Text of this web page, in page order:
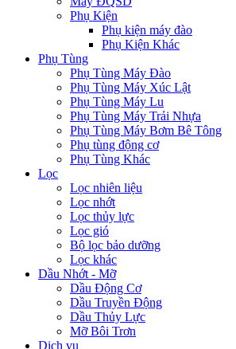
Phụ Kiện
Phụ kiện máy đào
Phụ Kiện Khác
Phụ Tùng
Phụ Tùng Máy Đào
Phụ Tùng Máy Xúc Lật
Phụ Tùng Máy Lu
Phụ Tùng Máy Trải Nhựa
Phụ Tùng Máy Bơm Bê Tông
Phụ tùng động cơ
Phụ Tùng Khác
Lọc
Lọc nhiên liệu
Lọc nhớt
Lọc thủy lực
Lọc gió
Bộ lọc bảo dưỡng
Lọc khác
Dầu Nhớt - Mỡ
Dầu Động Cơ
Dầu Truyền Động
Dầu Thủy Lực
Mỡ Bôi Trơn
Dịch vụ